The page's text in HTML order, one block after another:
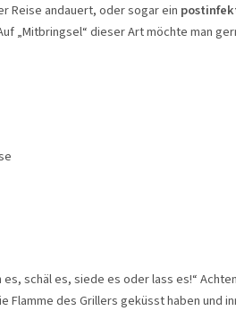
Reise andauert, oder sogar ein
„Mitbringsel“ dieser Art möchte man
schäl es, siede es oder lass es!“
Flamme des Grillers geküsst haben und